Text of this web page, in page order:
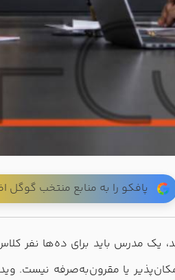
پافکو را به منابع منتخب گوگل
باید برای ده‌ها نفر کلاس
یا مقرون‌به‌صرفه نیست.